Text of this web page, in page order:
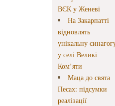
ВЄК у Женеві
На Закарпатті
відновлять
унікальну
у селі Великі
Ком’яти
Маца до свята
Песах: підсумки
реалізації